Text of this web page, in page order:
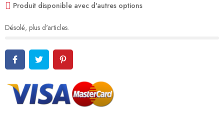
Produit disponible avec d'autres options
Désolé, plus d'articles.